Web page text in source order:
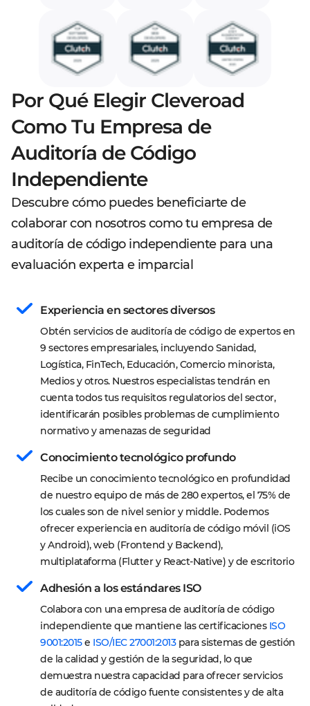
Por Qué Elegir Cleveroad
Como Tu Empresa de
Auditoría de Código
Independiente
Descubre cómo puedes beneficiarte de
colaborar con nosotros como tu empresa de
auditoría de código independiente para una
evaluación experta e imparcial
Experiencia en sectores diversos
Obtén servicios de auditoría de código de expertos en
9 sectores empresariales, incluyendo Sanidad,
Logística, FinTech, Educación, Comercio minorista,
Medios y otros. Nuestros especialistas tendrán en
cuenta todos tus requisitos regulatorios del sector,
identificarán posibles problemas de cumplimiento
normativo y amenazas de seguridad
Conocimiento tecnológico profundo
Recibe un conocimiento tecnológico en profundidad
de nuestro equipo de más de 280 expertos, el 75% de
los cuales son de nivel senior y middle. Podemos
ofrecer experiencia en auditoría de código móvil (iOS
y Android), web (Frontend y Backend),
multiplataforma (Flutter y React-Native) y de escritorio
Adhesión a los estándares ISO
Colabora con una empresa de auditoría de código
independiente que mantiene las certificaciones ISO
9001:2015 e ISO/IEC 27001:2013 para sistemas de gestión
de la calidad y gestión de la seguridad, lo que
demuestra nuestra capacidad para ofrecer servicios
de auditoría de código fuente consistentes y de alta